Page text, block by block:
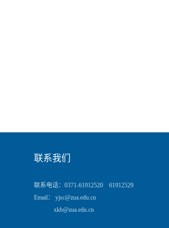
联系我们
联系电话：0371-61912520 61912529
Email： yjsc@zua.edu.cn
xkb@zua.edu.cn